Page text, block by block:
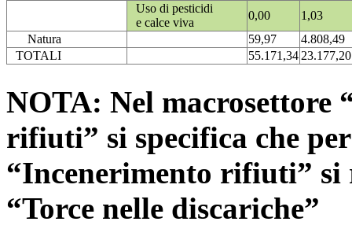
Uso di pesticidi
e calce viva
0,00
1,03
Natura
59,97
4.808,49
TOTALI
55.171,3423.177,20
NOTA: Nel macrosettore
rifiuti” si specifica che
“Incenerimento rifiuti”
“Torce nelle discariche”